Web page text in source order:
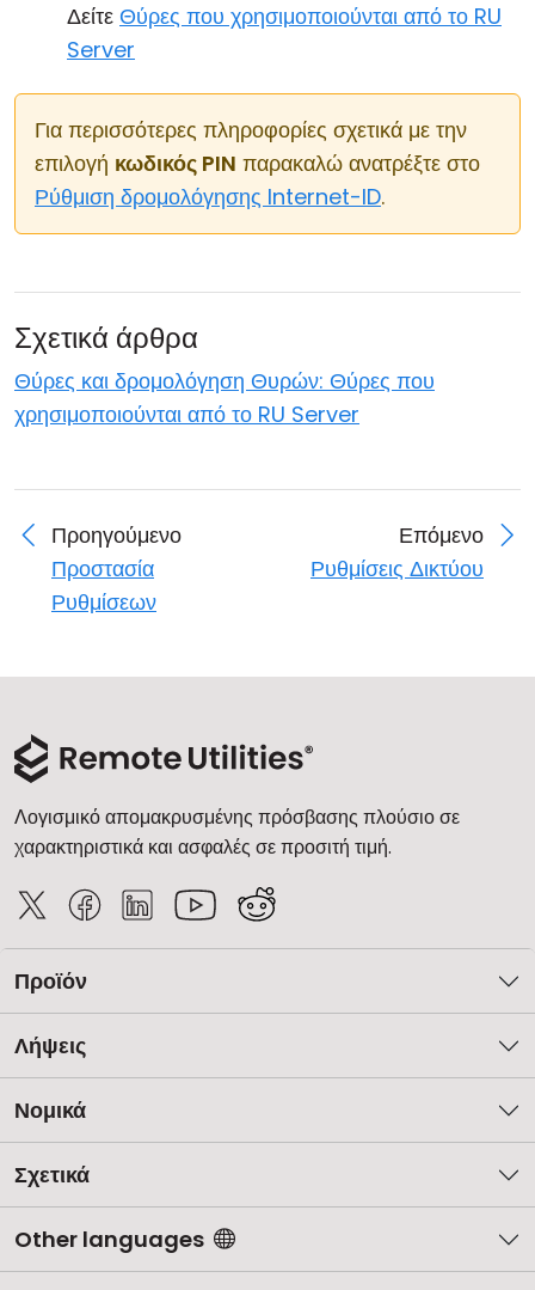
Δείτε Θύρες που χρησιμοποιούνται από το RU
Server
Για περισσότερες πληροφορίες σχετικά με την
επιλογή κωδικός PIN παρακαλώ ανατρέξτε στο
Ρύθμιση δρομολόγησης Internet-ID.
Σχετικά άρθρα
Θύρες και δρομολόγηση Θυρών: Θύρες που
χρησιμοποιούνται από το RU Server
Προηγούμενο
Προστασία
Ρυθμίσεων
Επόμενο
Ρυθμίσεις Δικτύου
Λογισμικό απομακρυσμένης πρόσβασης πλούσιο σε
χαρακτηριστικά και ασφαλές σε προσιτή τιμή.
Προϊόν
Λήψεις
Νομικά
Σχετικά
Other languages